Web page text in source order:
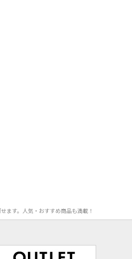
ます。人気・おすすめ商品も満載！